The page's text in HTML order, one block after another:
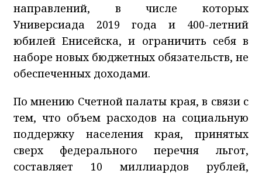
направлений, в числе которых
Универсиада 2019 года и 400-летний
юбилей Енисейска, и ограничить себя в
наборе новых бюджетных обязательств, не
обеспеченных доходами.
По мнению Счетной палаты края, в связи с
тем, что объем расходов на социальную
поддержку населения края, принятых
сверх федерального перечня льгот,
составляет 10 миллиардов рублей,